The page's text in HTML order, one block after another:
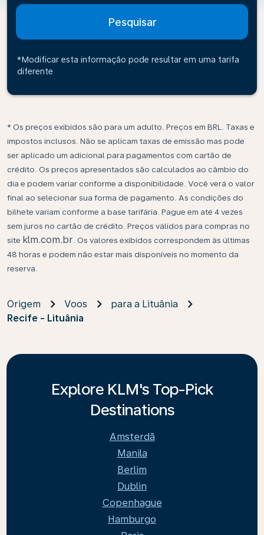
Pesquisar
*Modificar esta informação pode resultar em uma tarifa
diferente
* Os preços exibidos são para um adulto. Preços em BRL. Taxas e
impostos inclusos. Não se aplicam taxas de emissão mas pode
ser aplicado um adicional para pagamentos com cartão de
crédito. Os preços apresentados são calculados ao câmbio do
dia e podem variar conforme a disponibilidade. Você verá o valor
final ao selecionar sua forma de pagamento. As condições do
bilhete variam conforme a base tarifária. Pague em até 4 vezes
sem juros no cartão de crédito. Preços válidos para compras no
site klm.com.br . Os valores exibidos correspondem às últimas
48 horas e podem não estar mais disponíveis no momento da
reserva.
Origem Voos
para a Lituânia
Recife - Lituânia
Explore KLM's Top-Pick
Destinations
Amsterdã
Manila
Berlim
Dublin
Copenhague
Hamburgo